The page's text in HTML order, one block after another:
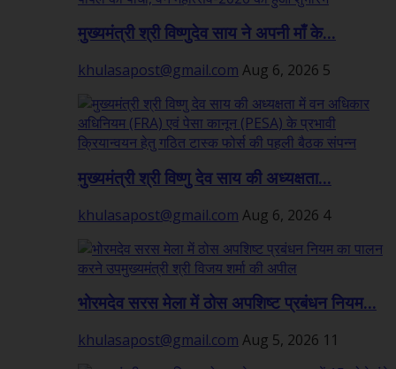
मुख्यमंत्री श्री विष्णुदेव साय ने अपनी माँ के...
khulasapost@gmail.com Aug 6, 2026 5
मुख्यमंत्री श्री विष्णु देव साय की अध्यक्षता...
khulasapost@gmail.com Aug 6, 2026 4
भोरमदेव सरस मेला में ठोस अपशिष्ट प्रबंधन नियम...
khulasapost@gmail.com Aug 5, 2026 11